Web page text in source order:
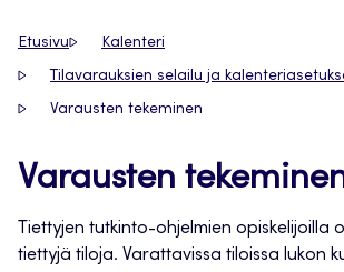
Etusivu Kalenteri
Tilavarauksien selailu ja
Varausten tekeminen
Varausten
Tiettyjen tutkinto-ohjelmien opiskelijoilla
tiettyjä tiloja. Varattavissa tiloissa lukon